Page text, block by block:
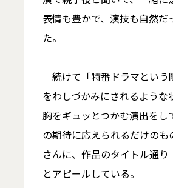
表情も豊かで、演技も自然
た。
続けて「特番ドラマという
をわしづかみにされるよう
胸をギュッとつかむ演出を
の期待に応えられるだけの
さんに、作品のタイトル通
とアピールしている。